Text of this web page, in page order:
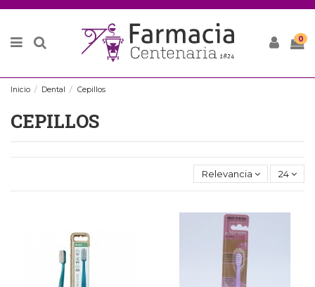
0
Inicio Dental Cepillos
CEPILLOS
Relevancia 24